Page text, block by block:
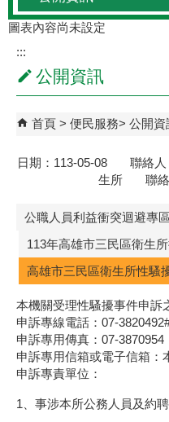
圖表內容尚未設定
:::
公開資訊
首頁 便民服務 公開資
日期：113-05-08 聯絡
生所 聯絡
公職人員利益衝突迴避專區
113年高雄市三民區衛生
高雄市三民區衛生所性騷
本機關受理性騷擾事件申訴
申訴專線電話：07-
申訴專用傳真：07-3870954
申訴專用信箱或電子信箱：
申訴專責單位：
1、事涉本所公務人員及約